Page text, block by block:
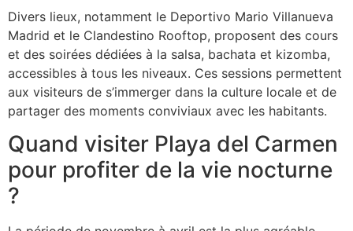
Divers lieux, notamment le Deportivo Mario Villanueva
Madrid et le Clandestino Rooftop, proposent des cours
et des soirées dédiées à la salsa, bachata et kizomba,
accessibles à tous les niveaux. Ces sessions permettent
aux visiteurs de s’immerger dans la culture locale et de
partager des moments conviviaux avec les habitants.
Quand visiter Playa del Carmen
pour profiter de la vie nocturne
?